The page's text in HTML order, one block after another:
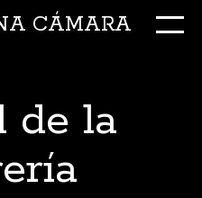
CÁMARA
de la